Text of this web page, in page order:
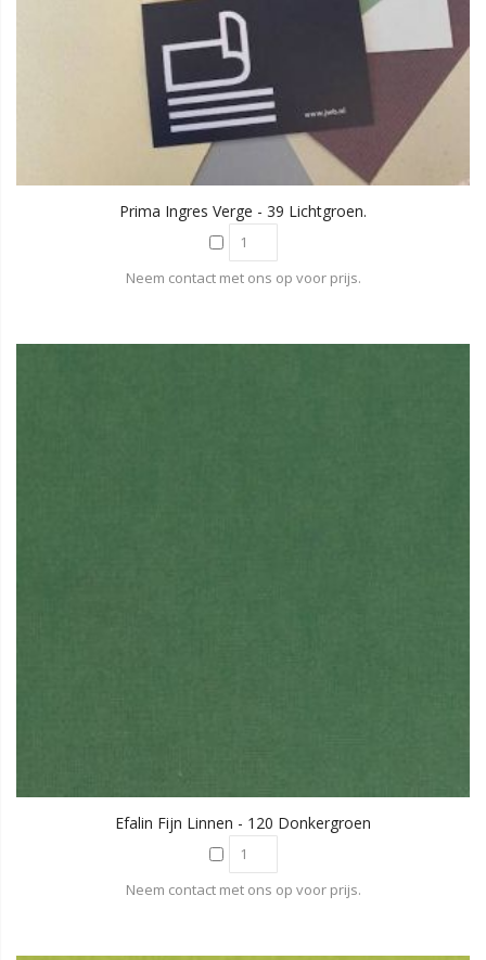
Prima Ingres Verge - 39 Lichtgroen.
Neem contact met ons op voor prijs.
Efalin Fijn Linnen - 120 Donkergroen
Neem contact met ons op voor prijs.